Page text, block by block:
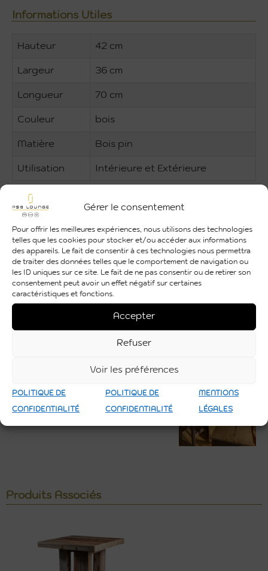
Gérer le consentement
Pour offrir les meilleures expériences, nous utilisons des technologies
telles que les cookies pour stocker et/ou accéder aux informations
des appareils. Le fait de consentir à ces technologies nous permettra
de traiter des données telles que le comportement de navigation ou
les ID uniques sur ce site. Le fait de ne pas consentir ou de retirer son
consentement peut avoir un effet négatif sur certaines
caractéristiques et fonctions.
Accepter
Refuser
Voir les préférences
POLITIQUE DE
CONFIDENTIALITÉ
POLITIQUE DE
CONFIDENTIALITÉ
MENTIONS
LÉGALES
Informations Utiles
Hauteur 42 cm
Largeur 36 cm
Longueur 70 cm
Couleur bois
Matière Bois pin
Utilisation Intérieure et Extérieure
Produits Associés